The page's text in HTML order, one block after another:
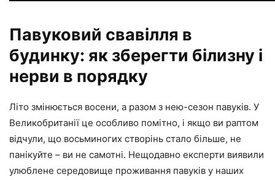
Павуковий свавілля в
будинку: як зберегти білизну і
нерви в порядку
Літо змінюється восени, а разом з нею-сезон павуків. У
Великобританії це особливо помітно, і якщо ви раптом
відчули, що восьминогих створінь стало більше, не
панікуйте – ви не самотні. Нещодавно експерти виявили
улюблене середовище проживання павуків у наших